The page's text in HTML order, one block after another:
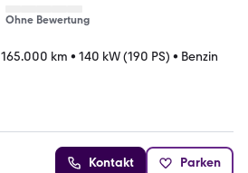
Ohne Bewertung
165.000 km • 140 kW (190 PS) • Benzin
Kontakt Parken